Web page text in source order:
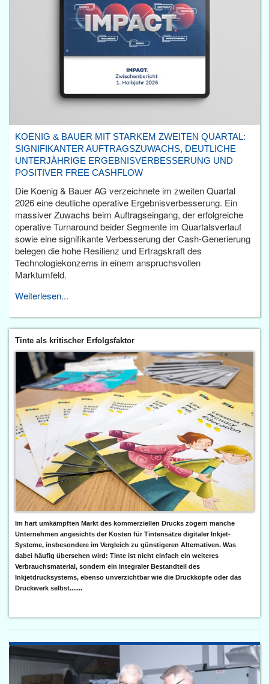
KOENIG & BAUER MIT STARKEM ZWEITEN QUARTAL:
SIGNIFIKANTER AUFTRAGSZUWACHS, DEUTLICHE
UNTERJÄHRIGE ERGEBNISVERBESSERUNG UND
POSITIVER FREE CASHFLOW
Die Koenig & Bauer AG verzeichnete im zweiten Quartal
2026 eine deutliche operative Ergebnisverbesserung. Ein
massiver Zuwachs beim Auftragseingang, der erfolgreiche
operative Turnaround beider Segmente im Quartalsverlauf
sowie eine signifikante Verbesserung der Cash-Generierung
belegen die hohe Resilienz und Ertragskraft des
Technologiekonzerns in einem anspruchsvollen
Marktumfeld.
Weiterlesen...
Tinte als kritischer Erfolgsfaktor
Im hart umkämpften Markt des kommerziellen Drucks zögern manche
Unternehmen angesichts der Kosten für Tintensätze digitaler Inkjet-
Systeme, insbesondere im Vergleich zu günstigeren Alternativen. Was
dabei häufig übersehen wird: Tinte ist nicht einfach ein weiteres
Verbrauchsmaterial, sondern ein integraler Bestandteil des
Inkjetdrucksystems, ebenso unverzichtbar wie die Druckköpfe oder das
Druckwerk selbst.......